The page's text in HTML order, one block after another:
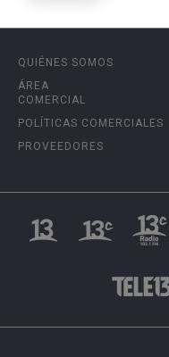
QUIÉNES SOMOS
ÁREA
COMERCIAL
POLÍTICAS COMERCIALES
PROVEEDORES